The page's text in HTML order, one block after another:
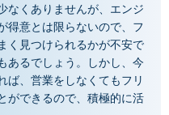
なくありませんが、エンジ
得意とは限らないので、フ
く見つけられるかが不安で
あるでしょう。しかし、今
ば、営業をしなくてもフリ
ができるので、積極的に活